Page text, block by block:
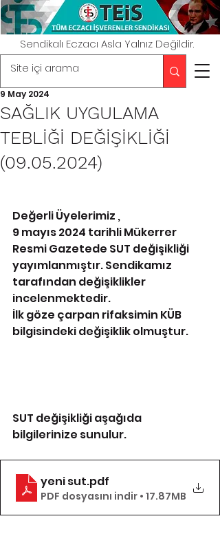
Sendikalı Eczacı Asla Yalnız Değildir.
SAĞLIK UYGULAMA
TEBLİĞİ DEĞİŞİKLİĞİ
(09.05.2024)
9 May 2024
Değerli Üyelerimiz ,
9 mayıs 2024 tarihli Mükerrer
Resmi Gazetede SUT değişikliği
yayımlanmıştır. Sendikamız
tarafından değişiklikler
incelenmektedir.
İlk göze çarpan rifaksimin KÜB
bilgisindeki değişiklik olmuştur.
SUT değişikliği aşağıda
bilgilerinize sunulur.
yeni sut.pdf
PDF dosyasını indir • 17.87MB